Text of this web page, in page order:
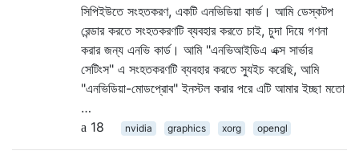
সিপিইউতে সংহতকরণ, একটি এনভিডিয়া কার্ড। আমি ডেস্কটপ
রেন্ডার করতে সংহতকরণটি ব্যবহার করতে চাই, চুদা দিয়ে গণনা
করার জন্য এনভি কার্ড। আমি "এনভিআইডিএ এক্স সার্ভার
সেটিংস" এ সংহতকরণটি ব্যবহার করতে স্যুইচ করেছি, আমি
"এনভিডিয়া-মোডপ্রোব" ইনস্টল করার পরে এটি আমার ইচ্ছা মতো
…
18
nvidia graphics xorg opengl